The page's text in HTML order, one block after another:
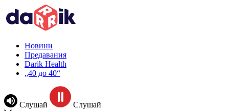
Новини
Предавания
Darik Health
„40 до 40“
Слушай Слушай